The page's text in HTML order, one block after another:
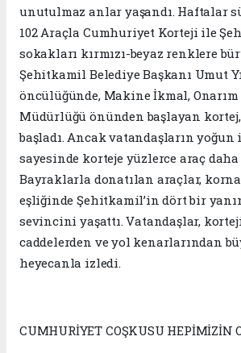
unutulmaz anlar yaşandı. Haftalar
102 Araçla Cumhuriyet Korteji ile
sokakları kırmızı-beyaz renklere
Şehitkamil Belediye Başkanı Umut
öncülüğünde, Makine İkmal, Onarım
Müdürlüğü önünden başlayan kortej,
başladı. Ancak vatandaşların
sayesinde korteje yüzlerce araç
Bayraklarla donatılan araçlar,
eşliğinde Şehitkamil’in dört bir
sevincini yaşattı. Vatandaşlar,
caddelerden ve yol kenarlarından
heyecanla izledi.
CUMHURİYET COŞKUSU HEPİMİZİN